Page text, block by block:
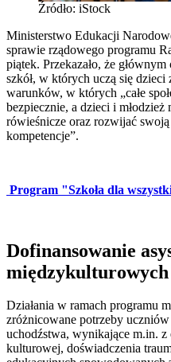
Źródło: iStock
Ministerstwo Edukacji
sprawie rządowego programu
piątek. Przekazało, że
szkół, w których uczą się
warunków, w których „całe
bezpiecznie, a dzieci i
rówieśnicze oraz rozwijać
kompetencje”.
Program "Szkoła dla
Dofinansowanie
międzykulturowych
Działania w ramach programu
zróżnicowane potrzeby
uchodźstwa, wynikające m.in.
kulturowej, doświadczenia